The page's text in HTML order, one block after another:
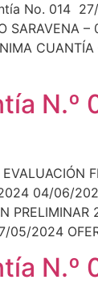
No. 014
N.º
04/06/
05/2024
N.º